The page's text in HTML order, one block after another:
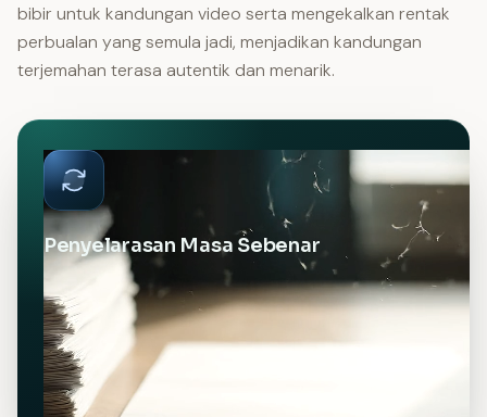
bibir untuk kandungan video serta mengekalkan rentak
perbualan yang semula jadi, menjadikan kandungan
terjemahan terasa autentik dan menarik.
Penyelarasan Masa Sebenar